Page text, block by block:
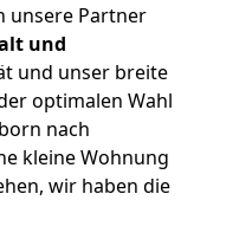
unsere Partner
und
und unser breite
optimalen Wahl
nach
kleine Wohnung
wir haben die